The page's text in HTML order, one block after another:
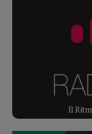
Il